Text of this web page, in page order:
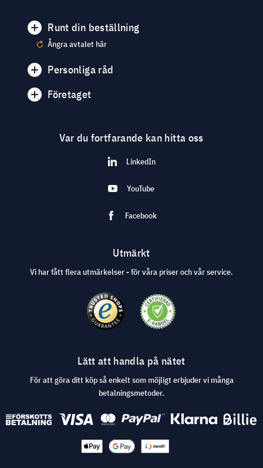
Runt din beställning
Ångra avtalet här
Personliga råd
Företaget
Var du fortfarande kan hitta oss
LinkedIn
YouTube
Facebook
Utmärkt
Vi har fått flera utmärkelser - för våra priser och vår service.
Lätt att handla på nätet
För att göra ditt köp så enkelt som möjligt erbjuder vi många
betalningsmetoder.